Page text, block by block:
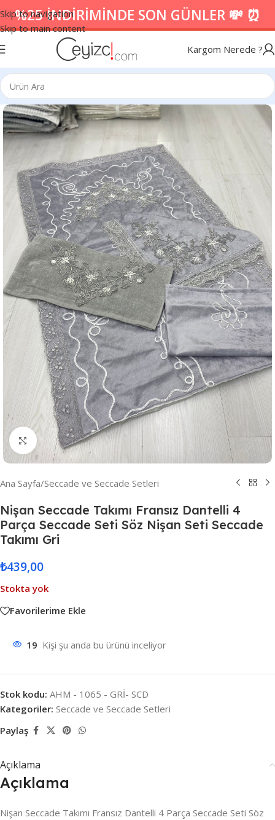
Skip to navigation
Skip to main content
%25 İNDİRİMİNDE SON GÜNLER 💸 ⏰
Kargom Nerede ?
Resmi Büyüt
Ana Sayfa/Seccade ve Seccade Setleri
Nişan Seccade Takımı Fransız Dantelli 4
Parça Seccade Seti Söz Nişan Seti Seccade
Takımı Gri
₺439,00
Stokta yok
Favorilerime Ekle
19 Kişi şu anda bu ürünü inceliyor
Stok kodu: AHM - 1065 - GRİ- SCD
Kategoriler: Seccade ve Seccade Setleri
Paylaş
Açıklama
Açıklama
Nişan Seccade Takımı Fransız Dantelli 4 Parça Seccade Seti Söz